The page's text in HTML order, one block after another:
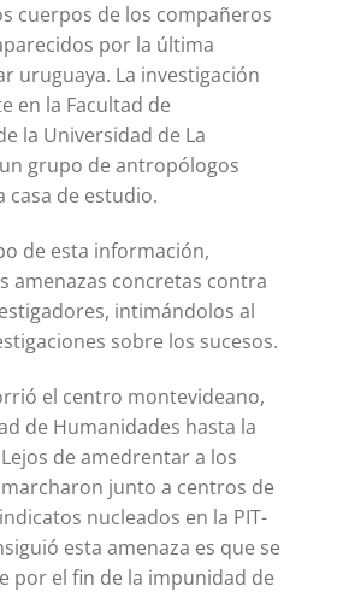
cuerpos de los compañeros
por la última
uruguaya. La investigación
en la Facultad de
la Universidad de La
grupo de antropólogos
casa de estudio.
de esta información,
amenazas concretas contra
intimándolos al
sobre los sucesos.
el centro montevideano,
de Humanidades hasta la
de amedrentar a los
junto a centros de
nucleados en la PIT-
esta amenaza es que se
por el fin de la impunidad de